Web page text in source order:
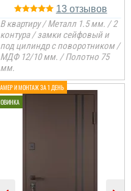
13
В квартиру / Металл 1.5 мм. / 2
контура / замки сейфовый и
под цилиндр с поворотником /
МДФ 12/10 мм. / Полотно 75
мм.